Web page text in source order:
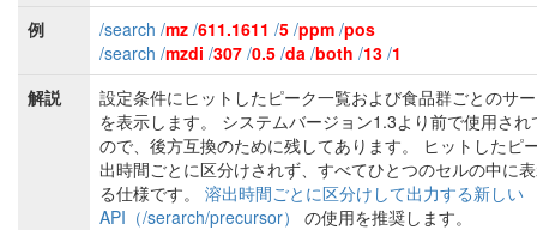
例
/search /mz /611.1611 /5 /ppm /pos
/search /mzdi /307 /0.5 /da /both /13 /1
解説
設定条件にヒットしたピーク一覧および食品群ごとのサ
を表示します。 システムバージョン1.3より前で使用され
ので、後方互換のために残してあります。 ヒットしたピ
出時間ごとに区分けされず、すべてひとつのセルの中に
る仕様です。 溶出時間ごとに区分けして出力する新しい
API（/serarch/precursor）
の使用を推奨します。